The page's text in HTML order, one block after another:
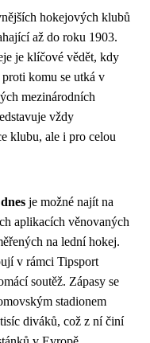
hokejových klubů
až do roku 1903.
je klíčové vědět, kdy
komu se utká v
mezinárodních
vždy
klubu, ale i pro celou
je možné najít na
aplikacích věnovaných
na lední hokej.
v rámci Tipsport
soutěž. Zápasy se
stadionem
diváků, což z ní činí